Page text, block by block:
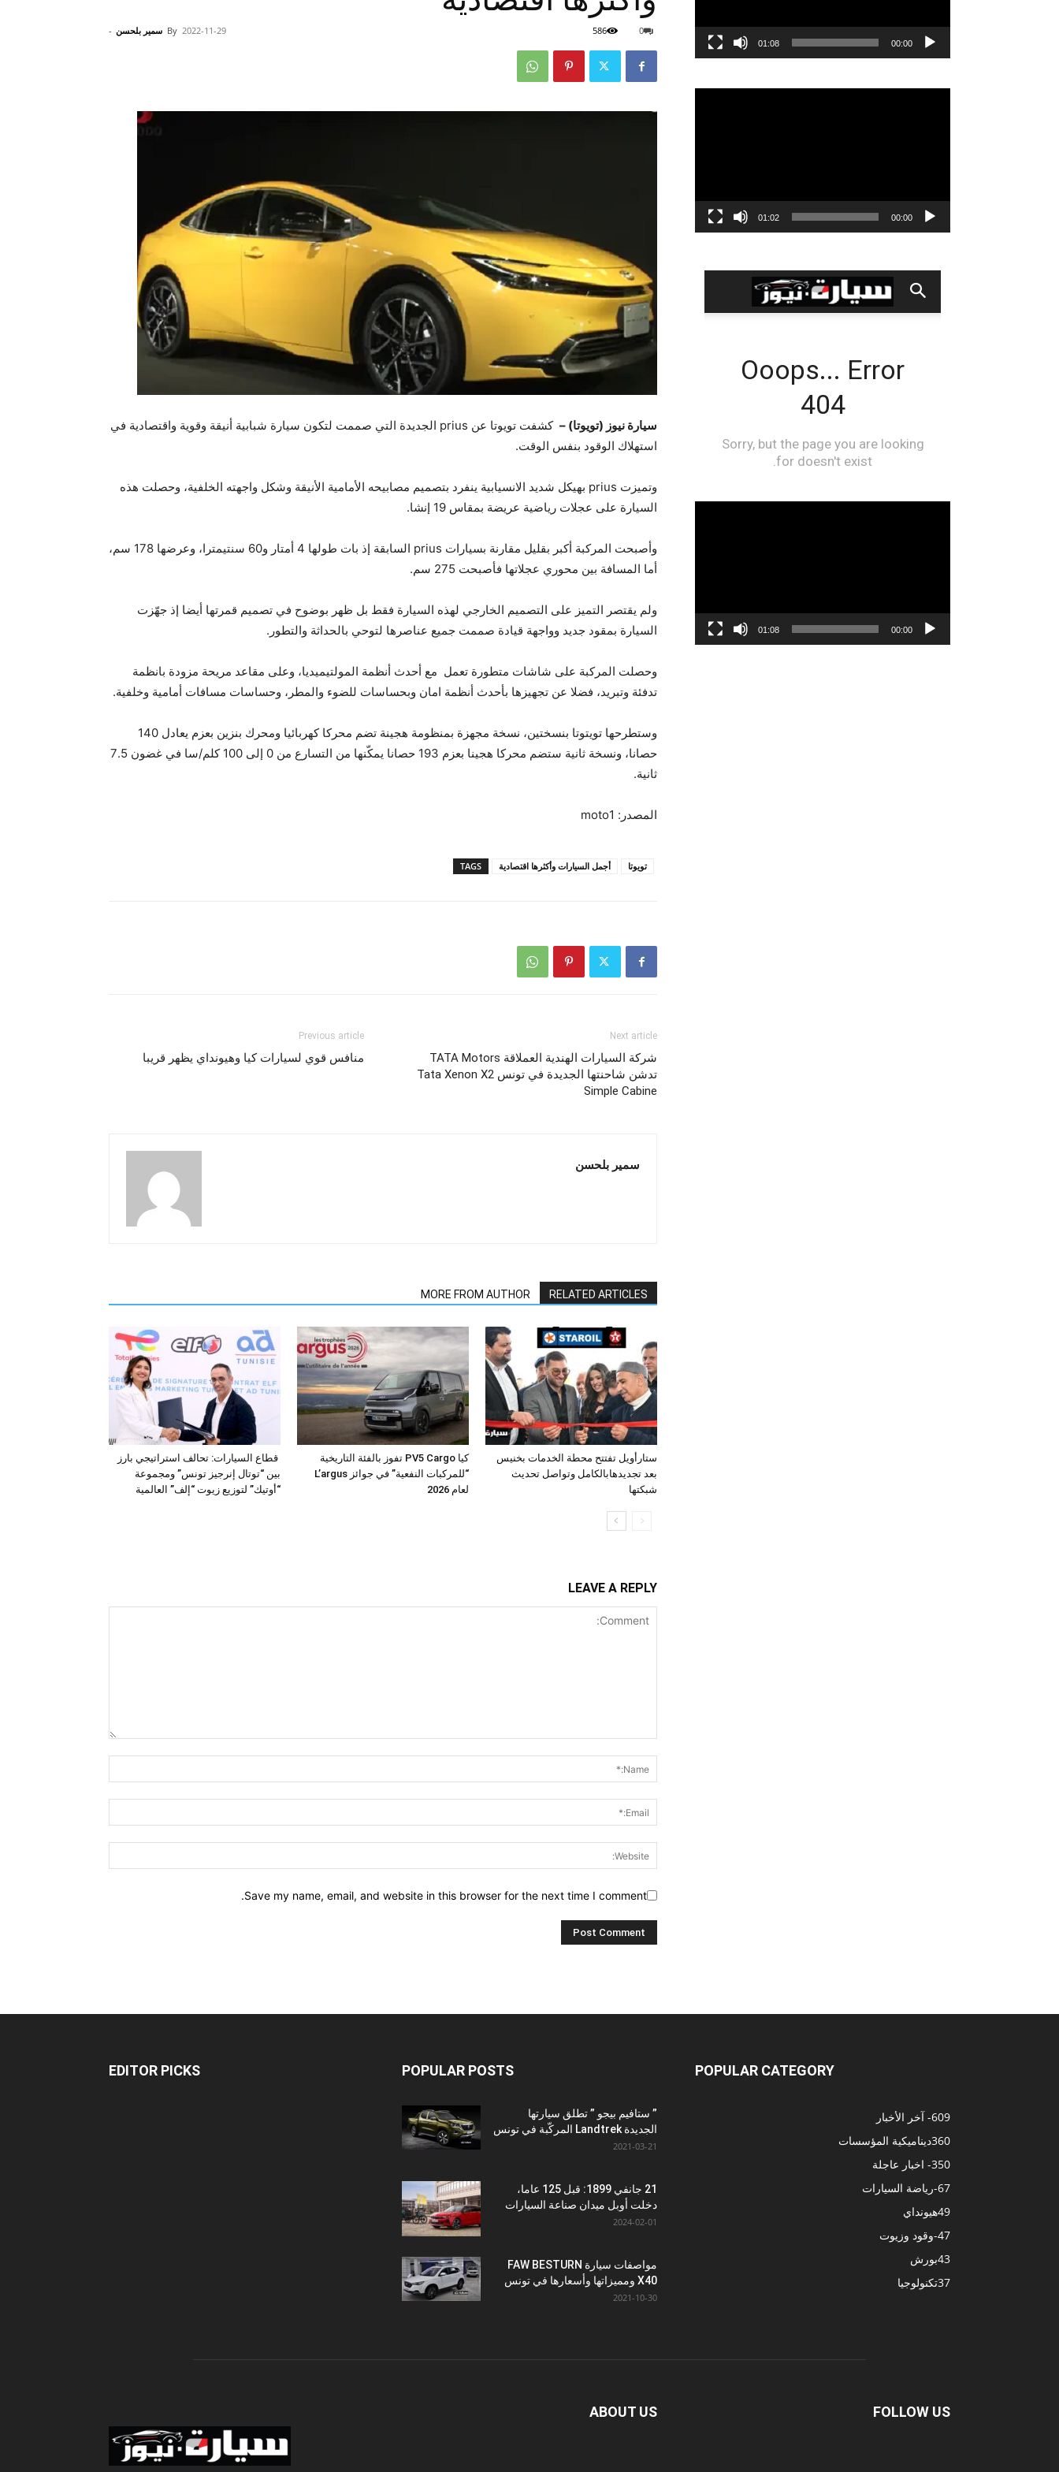
By سمير بلحسن - 2022-11-29 0
586
سيارة نيوز (تويوتا) –
كشفت تويوتا عن prius الجديدة التي صممت لتكون سيارة شبابية أنيقة وقوية واقتصادية في
استهلاك الوقود بنفس الوقت.
وتميزت prius بهيكل شديد الانسيابية ينفرد بتصميم مصابيحه الأمامية الأنيقة وشكل واجهته الخلفية، وحصلت هذه
السيارة على عجلات رياضية عريضة بمقاس 19 إنشا.
وأصبحت المركبة أكبر بقليل مقارنة بسيارات prius السابقة إذ بات طولها 4 أمتار و60 سنتيمترا، وعرضها 178 سم،
أما المسافة بين محوري عجلاتها فأصبحت 275 سم.
ولم يقتصر التميز على التصميم الخارجي لهذه السيارة فقط بل ظهر بوضوح في تصميم قمرتها أيضا إذ جهّزت
السيارة بمقود جديد وواجهة قيادة صممت جميع عناصرها لتوحي بالحداثة والتطور.
وحصلت المركبة على شاشات متطورة تعمل مع أحدث أنظمة المولتيميديا، وعلى مقاعد مريحة مزودة بانظمة
تدفئة وتبريد، فضلا عن تجهيزها بأحدث أنظمة امان وبحساسات للضوء والمطر، وحساسات مسافات أمامية وخلفية.
وستطرحها تويتوتا بنسختين، نسخة مجهزة بمنظومة هجينة تضم محركا كهربائيا ومحرك بنزين بعزم يعادل 140
حصانا، ونسخة ثانية ستضم محركا هجينا بعزم 193 حصانا يمكّنها من التسارع من 0 إلى 100 كلم/سا في غضون 7.5
ثانية.
المصدر: moto1
TAGS أجمل السيارات وأكثرها اقتصادية تويوتا
Previous article
منافس قوي لسيارات كيا وهيونداي يظهر قريبا
Next article
شركة السيارات الهندية العملاقة TATA Motors
تدشن شاحنتها الجديدة في تونس Tata Xenon X2
Simple Cabine
سمير بلحسن
RELATED ARTICLES
MORE FROM AUTHOR
قطاع السيارات: تحالف استراتيجي بارز
بين “توتال إنرجيز تونس” ومجموعة
“أوتيك” لتوزيع زيوت “إلف” العالمية
كيا PV5 Cargo تفوز بالفئة التاريخية
“للمركبات النفعية” في جوائز L’argus
لعام 2026
ستارأويل تفتتح محطة الخدمات بخنيس
بعد تجديدهابالكامل وتواصل تحديث
شبكتها
LEAVE A REPLY
Save my name, email, and website in this browser for the next time I comment.
00:00
01:08
00:00
01:02
00:00
01:08
EDITOR PICKS POPULAR POSTS
” ستافيم بيجو ” تطلق سيارتها
الجديدة Landtrek المركّبة في تونس
2021-03-21
21 جانفي 1899: قبل 125 عاما،
دخلت أوبل ميدان صناعة السيارات
2024-02-01
مواصفات سيارة FAW BESTURN
X40 ومميزاتها وأسعارها في تونس
2021-10-30
POPULAR CATEGORY
- آخر الأخبار609
ديناميكية المؤسسات360
- اخبار عاجلة350
-رياضة السيارات67
هيونداي49
-وقود وزيوت47
بورش43
تكنولوجيا37
ABOUT US FOLLOW US